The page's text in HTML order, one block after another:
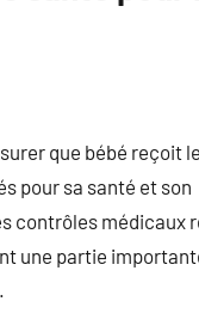
que bébé reçoit
pour sa santé et son
contrôles médicaux
une partie